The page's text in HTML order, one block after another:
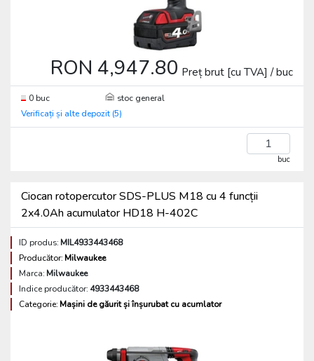
RON 4,947.80 Preț brut [cu TVA] / buc
0 buc
stoc general
Verificați și alte depozit (5)
buc
Ciocan rotopercutor SDS-PLUS M18 cu 4 funcții
2x4.0Ah acumulator HD18 H-402C
ID produs:MIL4933443468
Producător:Milwaukee
Marca:Milwaukee
Indice producător: 4933443468
Categorie:Mașini de găurit și înșurubat cu acumlator